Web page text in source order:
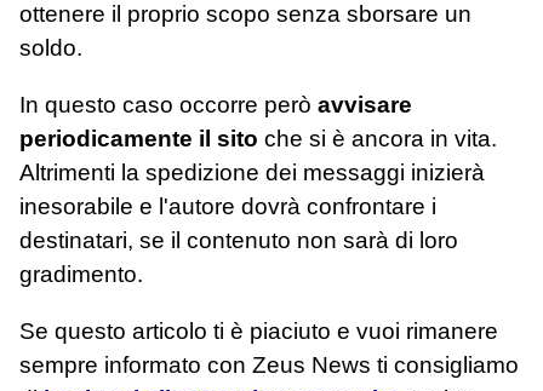
ottenere il proprio scopo senza sborsare un
soldo.
In questo caso occorre però avvisare
periodicamente il sito che si è ancora in vita.
Altrimenti la spedizione dei messaggi inizierà
inesorabile e l'autore dovrà confrontare i
destinatari, se il contenuto non sarà di loro
gradimento.
Se questo articolo ti è piaciuto e vuoi rimanere
sempre informato con Zeus News ti consigliamo